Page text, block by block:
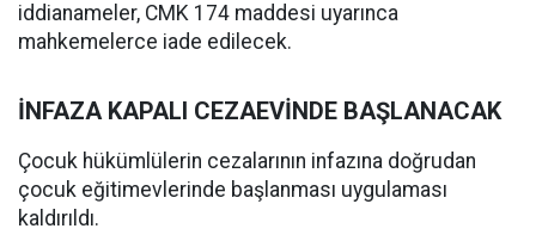
iddianameler, CMK 174 maddesi uyarınca
mahkemelerce iade edilecek.
İNFAZA KAPALI CEZAEVİNDE BAŞLANACAK
Çocuk hükümlülerin cezalarının infazına doğrudan
çocuk eğitimevlerinde başlanması uygulaması
kaldırıldı.